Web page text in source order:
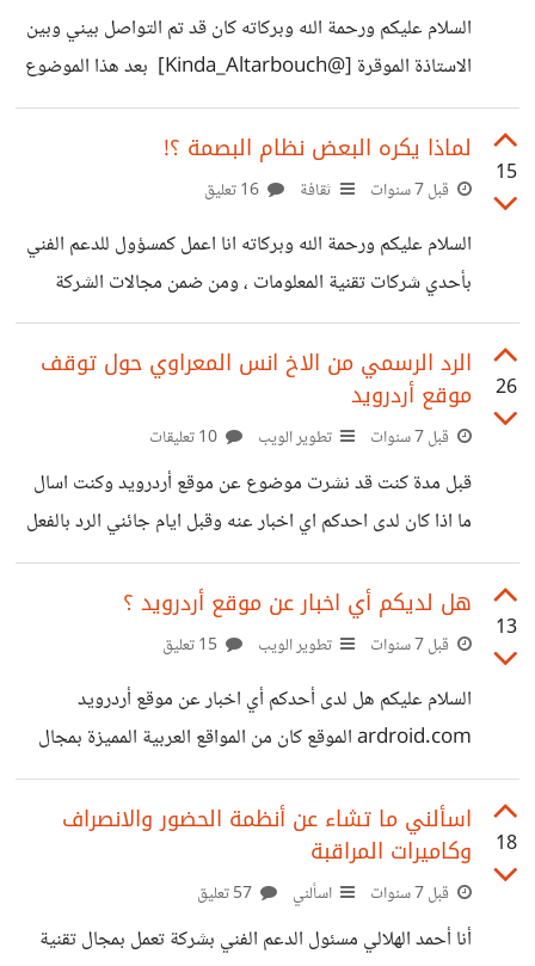
او حتى مقبول لم اجدها تتعدي الواحد بالمية خلال الفترة اللي
كنت اتابع بها التطبيق
السلام عليكم ورحمة الله وبركاته كان قد تم التواصل بيني وبين
الاستاذة الموقرة [@Kinda_Altarbouch]‍ بعد هذا الموضوع
https://io.hsoub.com/go/93301 وذلك لعمل عرض
لخدمة البحث السحابي المقدمة من محرك البحث العربي لبلب ،
حيث قامت الاستاذة كيندا مشكورة بعمل شرح كافي ووافي
بعمل مجهود أكثر من رائع لعمل محرك بحث خاص بالموقع لدي
وبالرغم ان المنصة التي اعتمد عليها هي منصة بلوجر الا ان ذلك
لم يشكل اي عائق امام فريق لبلب
15
لماذا يكره البعض نظام البصمة ؟!
قبل 7 سنوات ثقافة
السلام عليكم ورحمة الله وبركاته انا اعمل كمسؤول للدعم الفني
بأحدي شركات تقنية المعلومات ، ومن ضمن مجالات الشركة
انظمة الحماية وانظمة الحضور والانصراف ، وظيفتي باختصار
شديد هي زيارة العملاء وحل مشاكلهم وتدريبهم على انظمة
الشركة والتواصل مع الشركات المصنعة بمختلف دول العالم
وبعض المستخدمين هنا يعرف عني هذا وبحكم طبيعي عملى
فانا اتعامل مع شريحة ضخمة وواسعة من السوق ، مؤسسات
ومصالح حكومية ، شركات ومؤسسات خاصة انتهت المقدمة
26
الرد الرسمي من الاخ انس المعراوي حول توقف
موقع أردرويد
قبل 7 سنوات تطوير الويب
قبل مدة كنت قد نشرت موضوع عن موقع أردرويد وكنت اسال
ما اذا كان لدى احدكم اي اخبار عنه وقبل ايام جائني الرد بالفعل
من الاخ [@anasonline]‍ مؤسس الموقع وهذا هو رده حول
اسباب توقف الموقع لمن يهمه الأمر كنت انوي نشر موضوع
مباشرة ولكن انشغلت فمعذرة على التأخير > شكرًا لمن سأل عني
بشدة على عدم ترك أي توضيح عن سبب التوقف المُفاجئ
للموقع. سبب عدم إعطائي أي توضيح هو
13
هل لديكم أي اخبار عن موقع أردرويد ؟
قبل 7 سنوات تطوير الويب
السلام عليكم هل لدى أحدكم أي اخبار عن موقع أردرويد
ardroid.com الموقع كان من المواقع العربية المميزة بمجال
الاندرويد وأخباره والتقنية عموما توقف منذ نوفمبر الماضي من
العام 2018 وحتى الان وقبل نحو اسبوع توقف الوصول للموقع
بشكل كامل ولا يمكن الوصول اليه مع ان صلاحة الدومين سوف
تنتهي يوم 19 أكتوبر المقبل حاولت اكثر من مرة التواصل مع
18
اسألني ما تشاء عن أنظمة الحضور والانصراف
وكاميرات المراقبة
قبل 7 سنوات اسألني
أنا أحمد الهلالي مسئول الدعم الفني بشركة تعمل بمجال تقنية